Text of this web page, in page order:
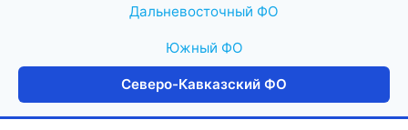
Дальневосточный ФО
Южный ФО
Северо-Кавказский ФО